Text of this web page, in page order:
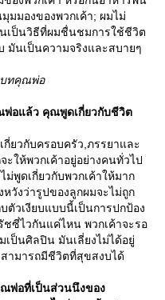
มมองของพวกเค้า; ผมไม่
เป็นวิธีที่ผมชื่นชมการใช้ชีวิต
มันเป็นความจริงและสบายๆ
บทคุณพ่อ
พ่อแล้ว คุณพูดเกี่ยวกับชีวิต
กี่ยวกับครอบครัว,ภรรยาและ
ะให้พวกเค้าอยู่อย่างคนทั่วไป
พูดเกี่ยวกับพวกเค้าให้มาก
วังว่ารูปของลูกผมจะไม่ถูก
ตัวเงียบแบบนี้เป็นการปกป้อง
ซี่ไวกันแค่ไหน พวกเค้าจะรอ
ป็นศิลปิน มันเลี่ยงไม่ได้อยู่
ามารถมีชีวิตที่สุขสงบได้
พ่อที่เป็นส่วนนึงของ